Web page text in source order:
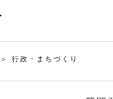
行政・まちづくり